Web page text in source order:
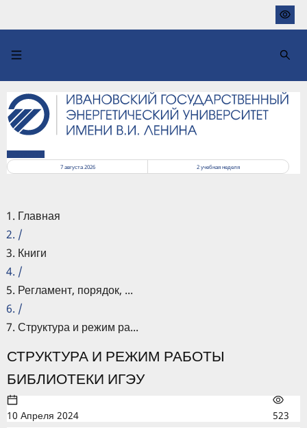
основному
7 августа 2026
2учебная неделя
Главная
/
Книги
/
Регламент, порядок, ...
/
Структура и режим ра...
СТРУКТУРА И РЕЖИМ РАБОТЫ
БИБЛИОТЕКИ ИГЭУ
10 Апреля 2024 523